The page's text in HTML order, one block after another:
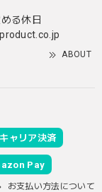
る休日
ABOUT
キャリア決済
Pay
お支払い方法について